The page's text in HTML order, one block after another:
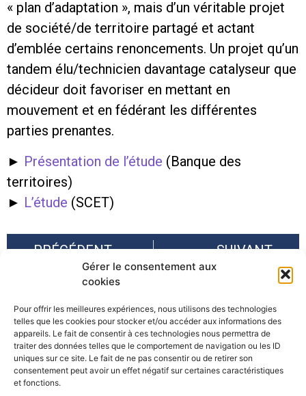
Gérer le consentement aux
cookies
Pour offrir les meilleures expériences, nous utilisons des technologies
telles que les cookies pour stocker et/ou accéder aux informations des
appareils. Le fait de consentir à ces technologies nous permettra de
traiter des données telles que le comportement de navigation ou les ID
uniques sur ce site. Le fait de ne pas consentir ou de retirer son
consentement peut avoir un effet négatif sur certaines caractéristiques
et fonctions.
« plan d’adaptation », mais d’un véritable projet
de société/de territoire partagé et actant
d’emblée certains renoncements. Un projet qu’un
tandem élu/technicien davantage catalyseur que
décideur doit favoriser en mettant en
mouvement et en fédérant les différentes
parties prenantes.
► Présentation de l’étude (Banque des
territoires)
► L’étude (SCET)
PRÉCÉDENT
Bilan de la présidence Suisse 2023 de la SUERA et lancement de la présidence Slovène 2024
SUIVANT
©Pôle Alpin d’études et de recherche pour la prévention des